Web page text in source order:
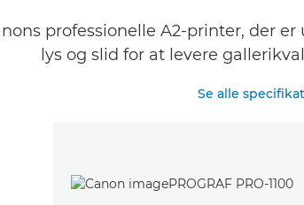
professionelle A2-printer, der
lys og slid for at levere
Se alle